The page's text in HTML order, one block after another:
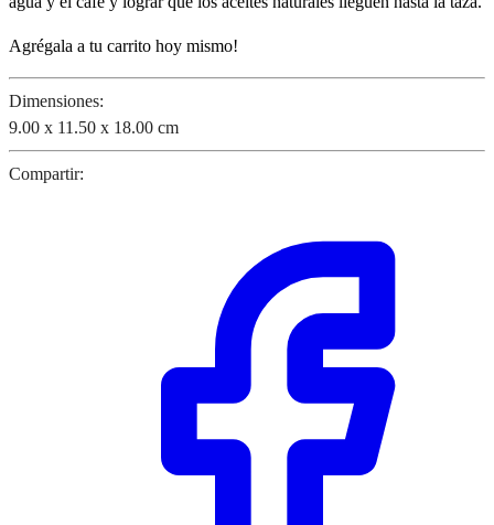
Agrégala a tu carrito hoy mismo!
Dimensiones:
9.00 x 11.50 x 18.00 cm
Compartir: